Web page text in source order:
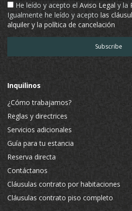
He leído y acepto el Aviso Legal y la
Igualmente he leído y acepto las
alquiler y la política de cancelación
Inquilinos
¿Cómo trabajamos?
Reglas y directrices
Servicios adicionales
Guía para tu estancia
Reserva directa
Contáctanos
Cláusulas contrato por habitaciones
Cláusulas contrato piso completo